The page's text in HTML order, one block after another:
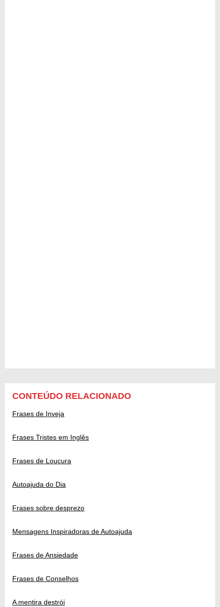
CONTEÚDO RELACIONADO
Frases de Inveja
Frases Tristes em Inglês
Frases de Loucura
Autoajuda do Dia
Frases sobre desprezo
Mensagens Inspiradoras de Autoajuda
Frases de Ansiedade
Frases de Conselhos
A mentira destrói